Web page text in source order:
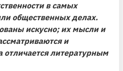
в самых
общественных делах.
искусно; их мысли и
и
отличается литературным